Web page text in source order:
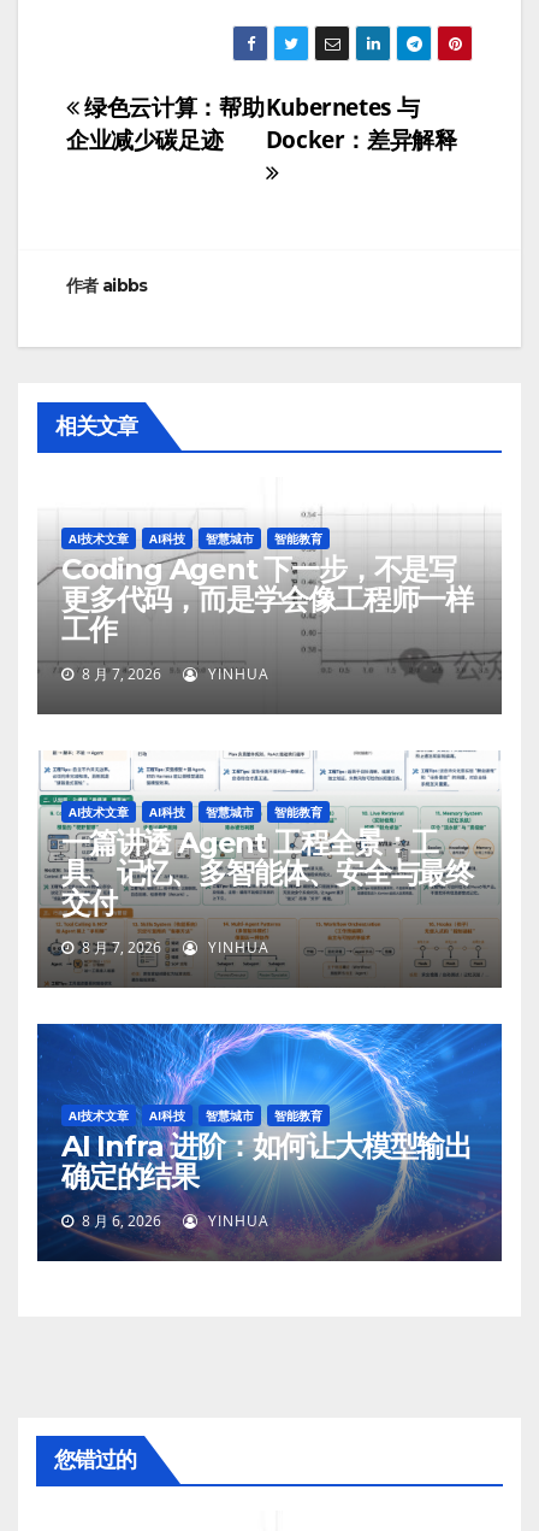
文
章
Kubernetes 与
Docker：差异解释
绿色云计算：帮助
企业减少碳足迹
作者 aibbs
相关文章
AI技术文章 AI科技 智慧城市 智能教育
Coding Agent 下一步，不是写
更多代码，而是学会像工程师一样
工作
8 月 7, 2026 YINHUA
AI技术文章 AI科技 智慧城市 智能教育
一篇讲透 Agent 工程全景：工
具、记忆、多智能体、安全与最终
交付
8 月 7, 2026 YINHUA
AI技术文章 AI科技 智慧城市 智能教育
AI Infra 进阶：如何让大模型输出
确定的结果
8 月 6, 2026 YINHUA
您错过的